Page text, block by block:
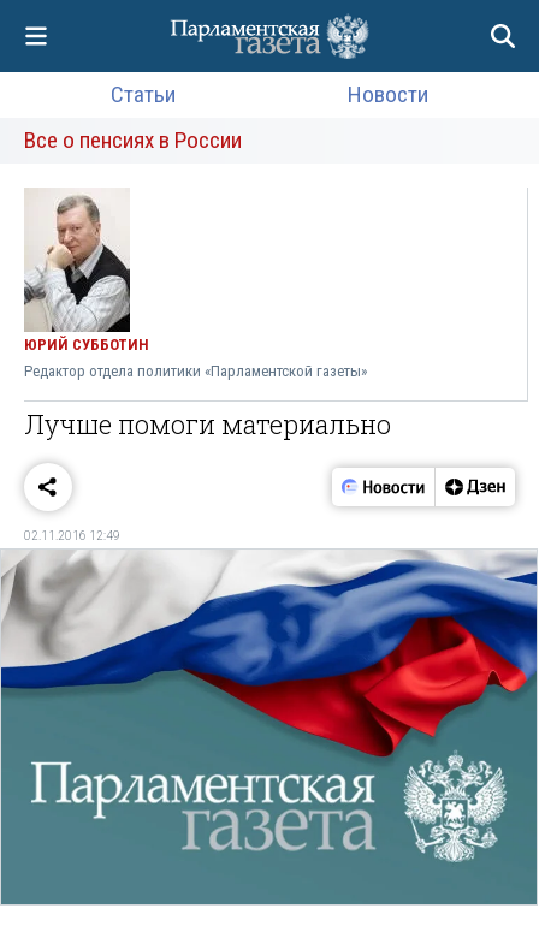
Статьи
Новости
Все о пенсиях в России
ЮРИЙ СУББОТИН
Редактор отдела политики «Парламентской газеты»
Лучше помоги материально
02.11.2016 12:49